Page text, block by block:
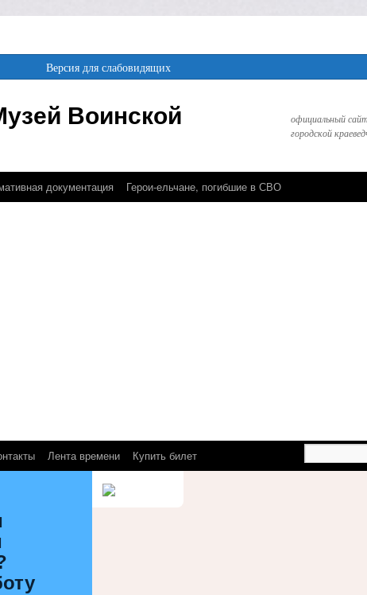
Версия для слабовидящих
Воинской
официальный
городской
документация Герои-ельчане, погибшие в СВО
Лента времени Купить билет